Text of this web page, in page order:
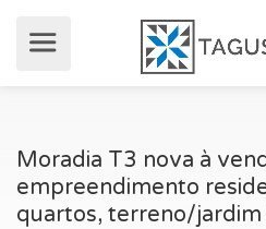
Moradia T3 nova à
empreendimento
quartos, terreno/jardim